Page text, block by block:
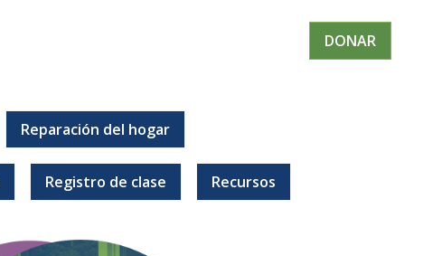
DONAR
Reparación del hogar
Registro de clase Recursos